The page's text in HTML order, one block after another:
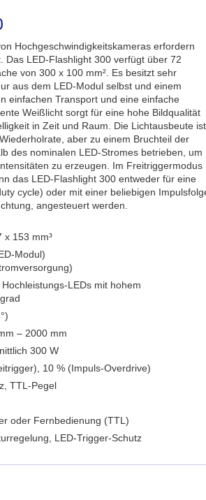
Hochgeschwindigkeitskameras erfordern
LED-Flashlight 300 verfügt über 72
von 300 x 100 mm². Es besitzt sehr
aus dem LED-Modul selbst und einem
einfachen Transport und eine einfache
Weißlicht sorgt für eine hohe Bildqualität
in Zeit und Raum. Die Lichtausbeute ist
aber zu einem Bruchteil der
des nominalen LED-Stromes betrieben, um
zu erzeugen. Im Freitriggermodus
das LED-Flashlight 300 entweder für eine
cycle) oder mit einer beliebigen
angesteuert werden.
x 153 mm³
Modul)
LEDs mit hohem
– 2000 mm
300 W
10 % (Impuls-Overdrive)
TTL-Pegel
oder Fernbedienung (TTL)
LED-Trigger-Schutz